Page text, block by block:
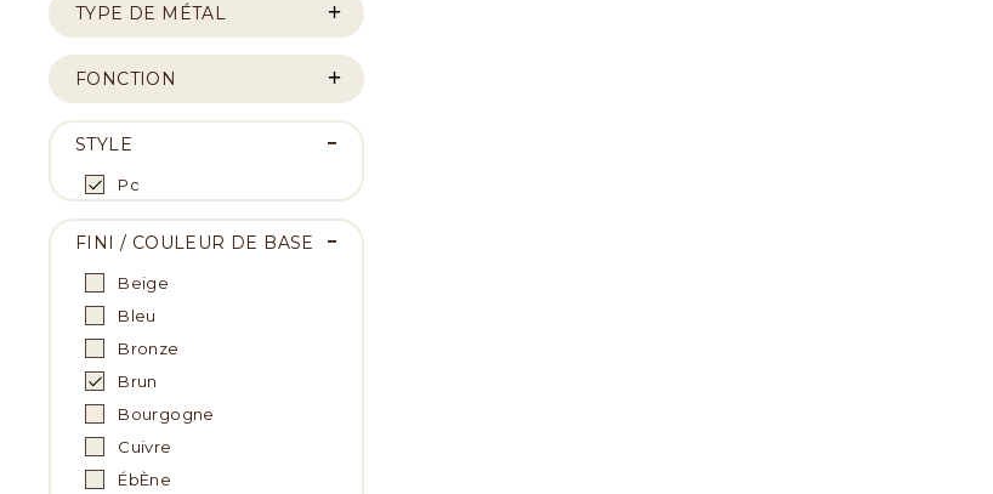
TYPE DE MÉTAL
FONCTION
STYLE
Pc
FINI / COULEUR DE BASE
Beige
Bleu
Bronze
Brun
Bourgogne
Cuivre
ÉbÈne